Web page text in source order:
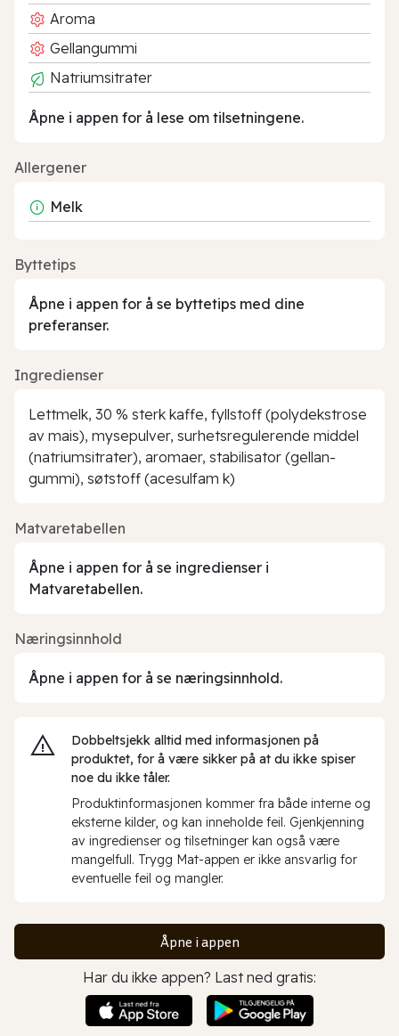
Aroma
Gellangummi
Natriumsitrater
Åpne i appen for å lese om tilsetningene.
Allergener
Melk
Byttetips
Åpne i appen for å se byttetips med dine
preferanser.
Ingredienser
Lettmelk, 30 % sterk kaffe, fyllstoff (polydekstrose
av mais), mysepulver, surhetsregulerende middel
(natriumsitrater), aromaer, stabilisator (gellan-
gummi), søtstoff (acesulfam k)
Matvaretabellen
Åpne i appen for å se ingredienser i
Matvaretabellen.
Næringsinnhold
Åpne i appen for å se næringsinnhold.
Dobbeltsjekk alltid med informasjonen på
produktet, for å være sikker på at du ikke spiser
noe du ikke tåler.
Produktinformasjonen kommer fra både interne og
eksterne kilder, og kan inneholde feil. Gjenkjenning
av ingredienser og tilsetninger kan også være
mangelfull. Trygg Mat-appen er ikke ansvarlig for
eventuelle feil og mangler.
Åpne i appen
Har du ikke appen? Last ned gratis: